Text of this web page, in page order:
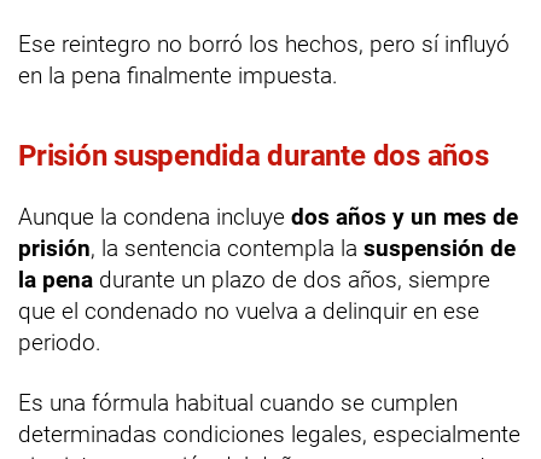
Ese reintegro no borró los hechos, pero sí influyó
en la pena finalmente impuesta.
Prisión suspendida durante dos años
Aunque la condena incluye dos años y un mes de
prisión, la sentencia contempla la suspensión de
la pena durante un plazo de dos años, siempre
que el condenado no vuelva a delinquir en ese
periodo.
Es una fórmula habitual cuando se cumplen
determinadas condiciones legales, especialmente